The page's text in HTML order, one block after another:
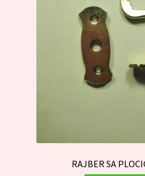
RAJBER SA